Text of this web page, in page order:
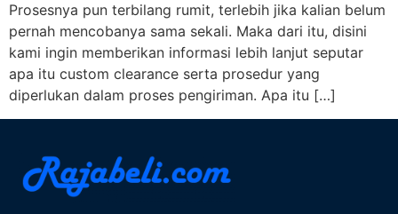
Prosesnya pun terbilang rumit, terlebih jika kalian belum
pernah mencobanya sama sekali. Maka dari itu, disini
kami ingin memberikan informasi lebih lanjut seputar
apa itu custom clearance serta prosedur yang
diperlukan dalam proses pengiriman. Apa itu […]